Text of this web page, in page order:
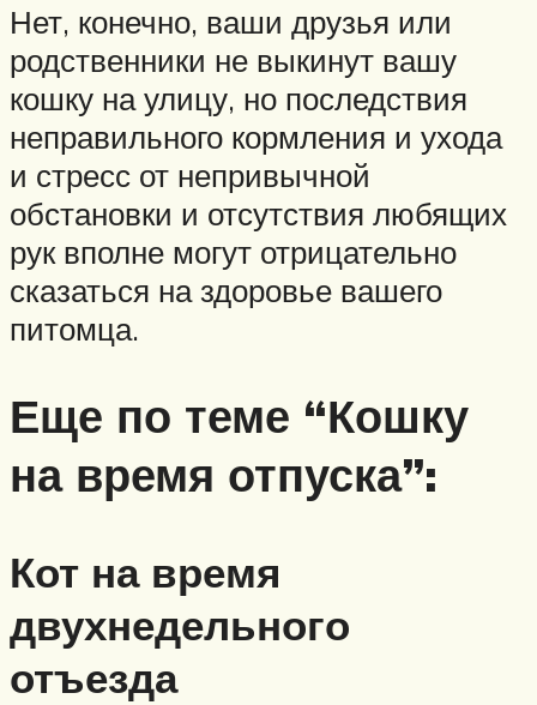
Нет, конечно, ваши друзья или
родственники не выкинут вашу
кошку на улицу, но последствия
неправильного кормления и ухода
и стресс от непривычной
обстановки и отсутствия любящих
рук вполне могут отрицательно
сказаться на здоровье вашего
питомца.
Еще по теме “Кошку
на время отпуска”:
Кот на время
двухнедельного
отъезда